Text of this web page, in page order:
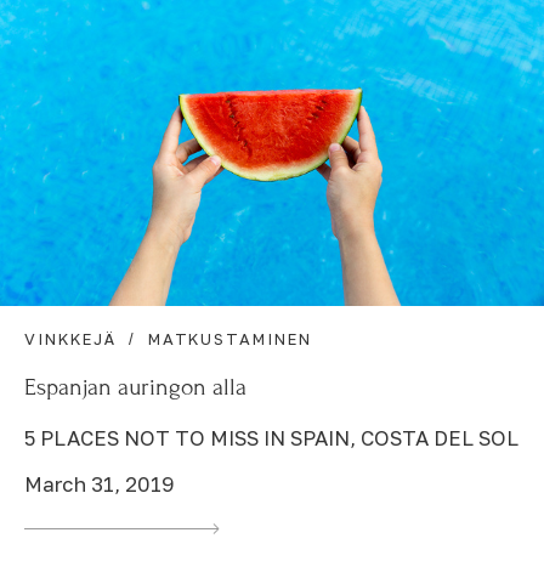
VINKKEJÄ MATKUSTAMINEN
Espanjan auringon alla
5 PLACES NOT TO MISS IN SPAIN, COSTA DEL SOL
March 31, 2019